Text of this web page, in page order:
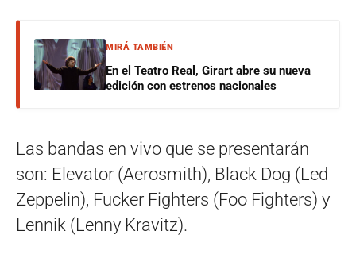
MIRÁ TAMBIÉN
En el Teatro Real, Girart abre su nueva
edición con estrenos nacionales
Las bandas en vivo que se presentarán
son: Elevator (Aerosmith), Black Dog (Led
Zeppelin), Fucker Fighters (Foo Fighters) y
Lennik (Lenny Kravitz).